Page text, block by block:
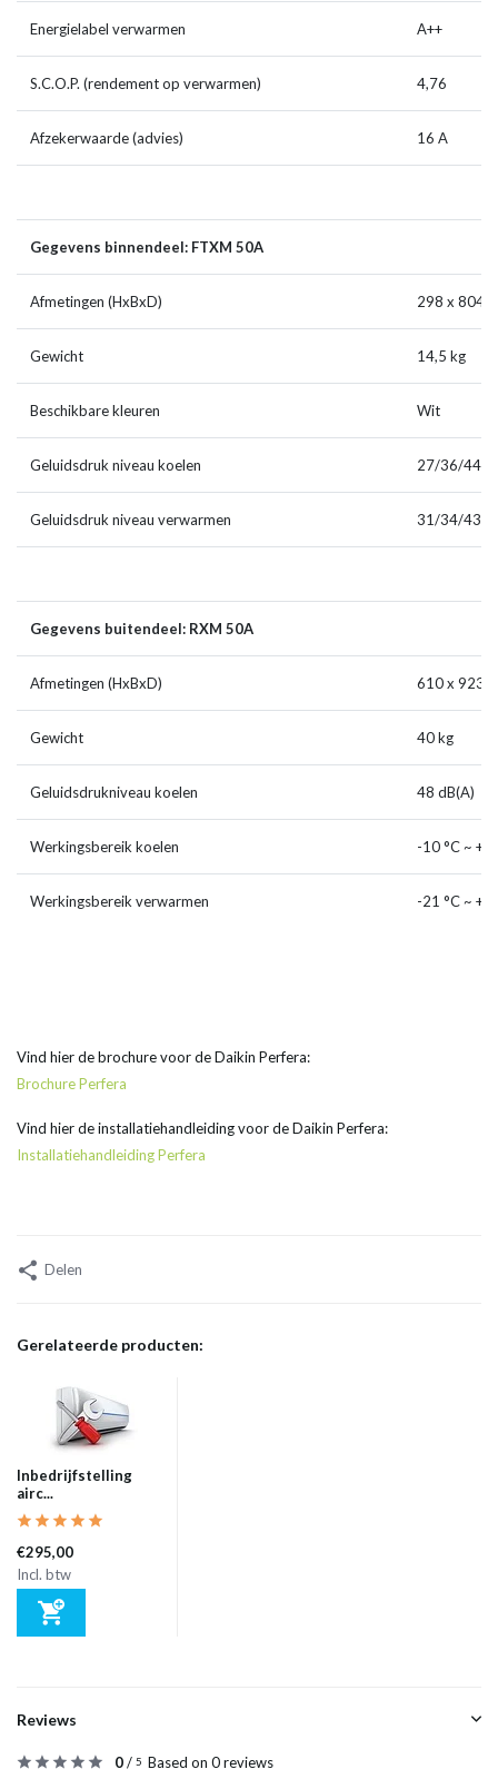
Energielabel verwarmen A++
S.C.O.P. (rendement op verwarmen) 4,76
Afzekerwaarde (advies) 16 A
Gegevens binnendeel: FTXM 50A
Afmetingen (HxBxD) 298 x 804
Gewicht 14,5 kg
Beschikbare kleuren Wit
Geluidsdruk niveau koelen 27/36/44
Geluidsdruk niveau verwarmen 31/34/43
Gegevens buitendeel: RXM 50A
Afmetingen (HxBxD) 610 x 923
Gewicht 40 kg
Geluidsdrukniveau koelen 48 dB(A)
Werkingsbereik koelen -10 °C ~ +
Werkingsbereik verwarmen -21 °C ~ +
Vind hier de brochure voor de Daikin Perfera:
Brochure Perfera
Vind hier de installatiehandleiding voor de Daikin Perfera:
Installatiehandleiding Perfera
Delen
Gerelateerde producten:
Inbedrijfstelling
airc...
€295,00
Incl. btw
Reviews
0/ 5 Based on 0 reviews